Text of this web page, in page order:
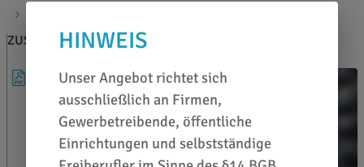
ZUSATZINFOS
DATENBLATT
HINWEIS
Unser Angebot richtet sich
ausschließlich an Firmen,
Gewerbetreibende, öffentliche
Einrichtungen und selbstständige